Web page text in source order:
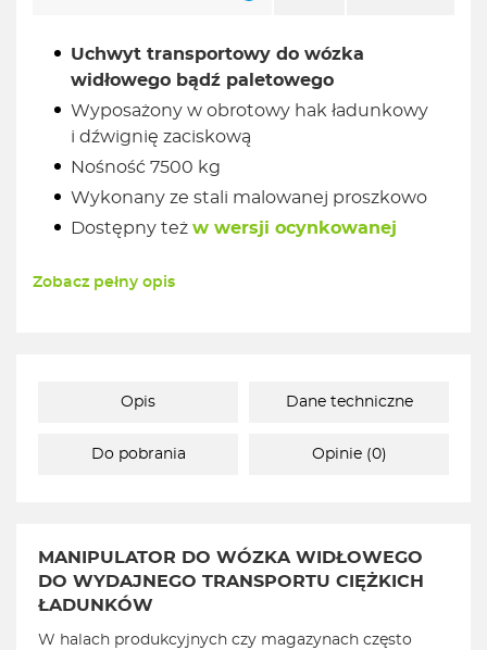
Uchwyt transportowy do wózka
widłowego bądź paletowego
Wyposażony w obrotowy hak ładunkowy
i dźwignię zaciskową
Nośność 7500 kg
Wykonany ze stali malowanej proszkowo
Dostępny też w wersji ocynkowanej
Zobacz pełny opis
Opis Dane techniczne
Do pobrania Opinie (0)
MANIPULATOR DO WÓZKA WIDŁOWEGO
DO WYDAJNEGO TRANSPORTU CIĘŻKICH
ŁADUNKÓW
W halach produkcyjnych czy magazynach często